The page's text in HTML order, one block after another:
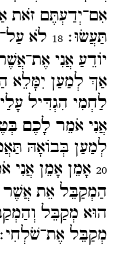
אִם־​יְדַעְתֶּם זֹאת
תַּעֲשֹוּ׃18 לֹא
יוֹדֵעַ אֲנִי
אַךְ לְמַעַן יִמָּלֵא
לַחְמִי הִגְדִּיל
אֲנִי אֹמֵר לָכֶם
לְמַעַן בְּבוֹאָהּ
20 אָמֵן אָמֵן אֲנִי
הַמְקַבֵּל אֵת אֲשֶׁר
הוּא מְקַבֵּל
מְקַבֵּל אֶת־​שֹׁלְחִי׃